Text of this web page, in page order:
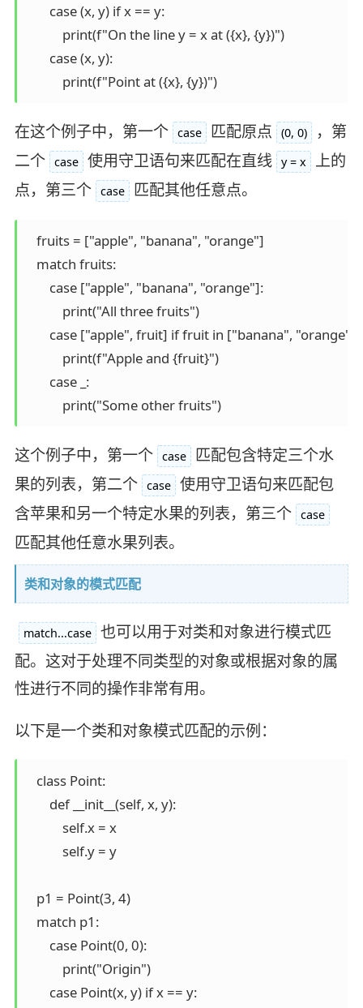
       case (x, y) if x == y:
           print(f"On the line y = x at ({x}, {y})")
       case (x, y):
           print(f"Point at ({x}, {y})")
在这个例子中，第一个 case 匹配原点 (0, 0)
，第
二个 case 使用守卫语句来匹配在直线 y = x
上的
点，第三个 case 匹配其他任意点。
   fruits = ["apple", "banana", "orange"]
   match fruits:
       case ["apple", "banana", "orange"]:
           print("All three fruits")
       case ["apple", fruit] if fruit in ["banana", "orange"]:
           print(f"Apple and {fruit}")
       case _:
           print("Some other fruits")
这个例子中，第一个 case
匹配包含特定三个水
果的列表，第二个 case 使用守卫语句来匹配包
含苹果和另一个特定水果的列表，第三个 case
匹配其他任意水果列表。
类和对象的模式匹配
match...case 也可以用于对类和对象进行模式匹
配。这对于处理不同类型的对象或根据对象的属
性进行不同的操作非常有用。
以下是一个类和对象模式匹配的示例：
   class Point:
       def __init__(self, x, y):
           self.x = x
           self.y = y
   p1 = Point(3, 4)
   match p1:
       case Point(0, 0):
           print("Origin")
       case Point(x, y) if x == y: